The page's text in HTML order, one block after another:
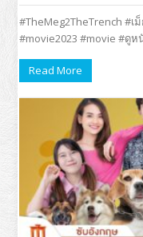
#TheMeg2TheTrench #
#movie2023 #movie #ดู
Read More